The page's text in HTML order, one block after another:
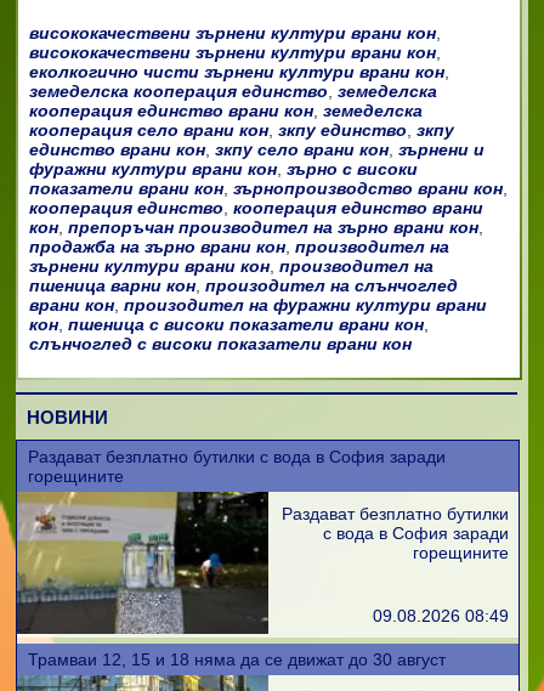
висококачествени зърнени култури врани кон,
висококачествени зърнени култури врани кон,
еколкогично чисти зърнени култури врани кон,
земеделска кооперация единство земеделска
кооперация единство врани кон, земеделска
кооперация село врани кон, зкпу единство зкпу
единство врани кон, зкпу село врани кон, зърнени и
фуражни култури врани кон, зърно с високи
показатели врани кон, зърнопроизводство врани кон,
кооперация единство кооперация единство врани
кон, препоръчан производител на зърно врани кон,
продажба на зърно врани кон, производител на
зърнени култури врани кон, производител на
пшеница варни кон, произодител на слънчоглед
врани кон, произодител на фуражни култури врани
кон, пшеница с високи показатели врани кон,
слънчоглед с високи показатели врани кон
НОВИНИ
Раздават безплатно бутилки с вода в София заради
горещините
Раздават безплатно бутилки
с вода в София заради
горещините
09.08.2026 08:49
Трамваи 12, 15 и 18 няма да се движат до 30 август